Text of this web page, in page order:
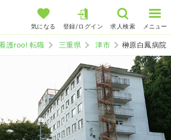
気になる 登録/ログイン 求人検索 メニュー
護roo! 転職 三重県 津市 榊原白鳳病院